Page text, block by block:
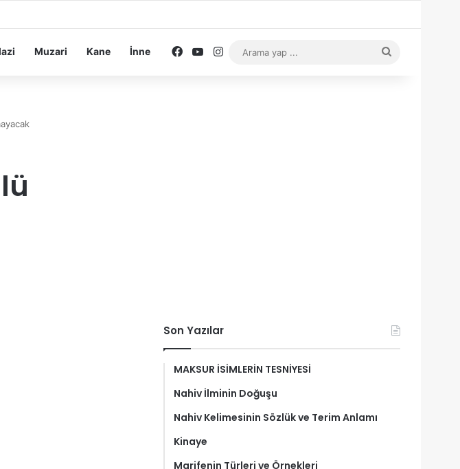
Muzari Kane İnne Facebook
YouTube
Instagram
Son Yazılar
MAKSUR İSİMLERİN TESNİYESİ
Nahiv İlminin Doğuşu
Nahiv Kelimesinin Sözlük ve Terim Anlamı
Kinaye
Marifenin Türleri ve Örnekleri